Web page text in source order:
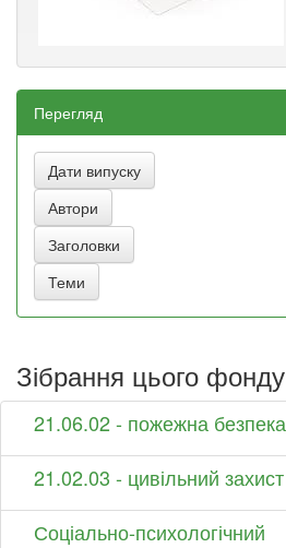
Перегляд
Зібрання цього фонду
21.06.02 - пожежна безпека
21.02.03 - цивільний захист
Соціально-психологічний